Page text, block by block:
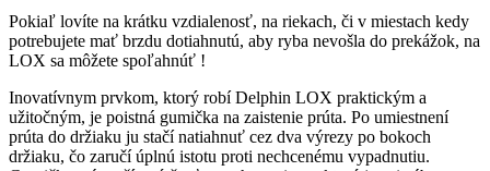
Pokiaľ lovíte na krátku vzdialenosť, na riekach, či v miestach kedy
potrebujete mať brzdu dotiahnutú, aby ryba nevošla do prekážok, na
LOX sa môžete spoľahnúť !
Inovatívnym prvkom, ktorý robí Delphin LOX praktickým a
užitočným, je poistná gumička na zaistenie prúta. Po umiestnení
prúta do držiaku ju stačí natiahnuť cez dva výrezy po bokoch
držiaku, čo zaručí úplnú istotu proti nechcenému vypadnutiu.